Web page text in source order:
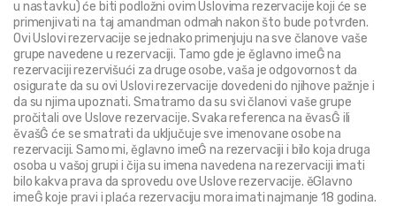
u nastavku) će biti podložni ovim Uslovima rezervacije koji će se
primenjivati na taj amandman odmah nakon što bude potvrđen.
Ovi Uslovi rezervacije se jednako primenjuju na sve članove vaše
grupe navedene u rezervaciji. Tamo gde je ěglavno imeĜ na
rezervaciji rezervišući za druge osobe, vaša je odgovornost da
osigurate da su ovi Uslovi rezervacije dovedeni do njihove pažnje i
da su njima upoznati. Smatramo da su svi članovi vaše grupe
pročitali ove Uslove rezervacije. Svaka referenca na ěvasĜ ili
ěvašĜ će se smatrati da uključuje sve imenovane osobe na
rezervaciji. Samo mi, ěglavno imeĜ na rezervaciji i bilo koja druga
osoba u vašoj grupi i čija su imena navedena na rezervaciji imati
bilo kakva prava da sprovedu ove Uslove rezervacije. ěGlavno
imeĜ koje pravi i plaća rezervaciju mora imati najmanje 18 godina.